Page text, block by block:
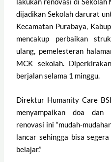
dijadikan Sekolah darurat
Kecamatan Purabaya,
mencakup perbaikan
ulang, pemelesteran
MCK sekolah.
berjalan selama 1 minggu.
Direktur Humanity Care
menyampaikan doa dan
renovasi ini “mudah-
lancar sehingga bisa
belajar.”